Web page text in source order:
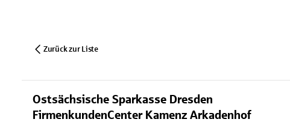
Zurück zur Liste
Ostsächsische Sparkasse Dresden
FirmenkundenCenter Kamenz Arkadenhof